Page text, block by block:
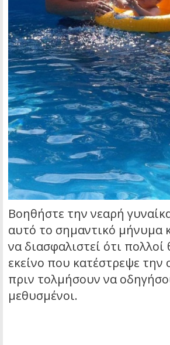
Βοηθήστε την νεαρή
αυτό το σημαντικό μήνυμα
να διασφαλιστεί ότι
εκείνο που κατέστρεψε την
πριν τολμήσουν να
μεθυσμένοι.